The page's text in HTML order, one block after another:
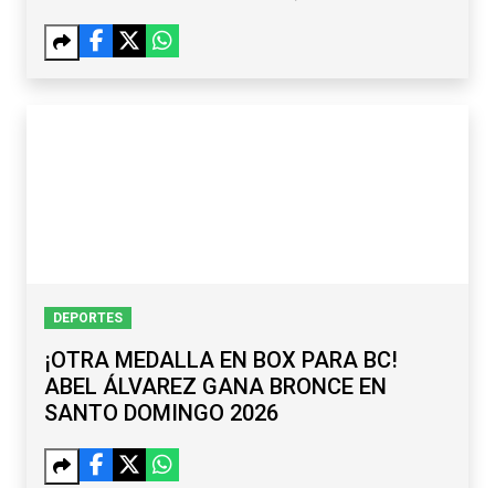
ENTRE LOS CAPTURADOS
DEPORTES
¡OTRA MEDALLA EN BOX PARA BC!
ABEL ÁLVAREZ GANA BRONCE EN
SANTO DOMINGO 2026